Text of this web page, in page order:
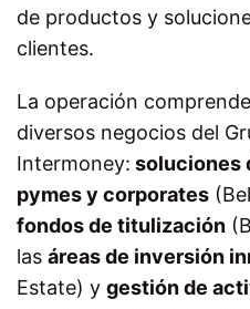
de productos y
clientes.
La operación
diversos negocios del
Intermoney: soluciones
pymes y corporates
fondos de titulización
las áreas de inversión
Estate) y gestión de